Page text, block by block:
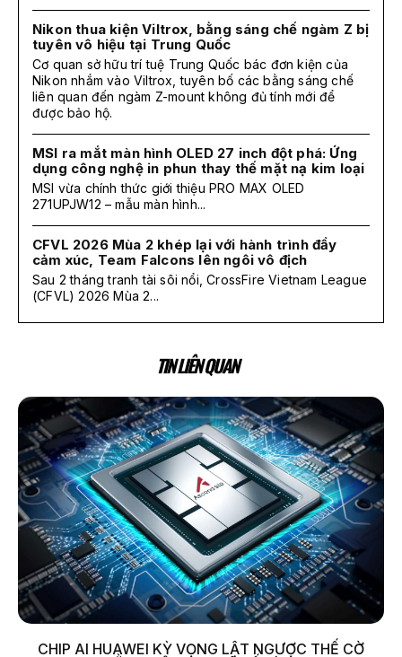
Nikon thua kiện Viltrox, bằng sáng chế ngàm Z bị
tuyên vô hiệu tại Trung Quốc
Cơ quan sở hữu trí tuệ Trung Quốc bác đơn kiện của
Nikon nhắm vào Viltrox, tuyên bố các bằng sáng chế
liên quan đến ngàm Z-mount không đủ tính mới để
được bảo hộ.
MSI ra mắt màn hình OLED 27 inch đột phá: Ứng
dụng công nghệ in phun thay thế mặt nạ kim loại
MSI vừa chính thức giới thiệu PRO MAX OLED
271UPJW12 – mẫu màn hình...
CFVL 2026 Mùa 2 khép lại với hành trình đầy
cảm xúc, Team Falcons lên ngôi vô địch
Sau 2 tháng tranh tài sôi nổi, CrossFire Vietnam League
(CFVL) 2026 Mùa 2...
TIN LIÊN QUAN
CHIP AI HUAWEI KỲ VỌNG LẬT NGƯỢC THẾ CỜ